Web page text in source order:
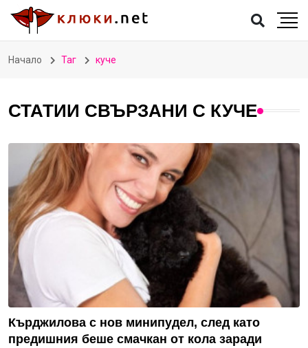
Начало Таг куче
СТАТИИ СВЪРЗАНИ С КУЧЕ
Кърджилова с нов минипудел, след като
предишния беше смачкан от кола заради